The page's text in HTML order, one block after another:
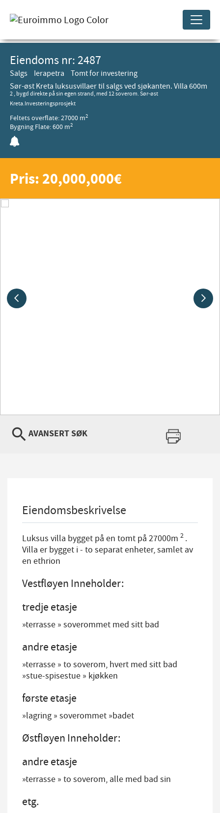
Eiendoms nr: 2487
Salgs Ierapetra
Tomt for investering
Sør-øst Kreta luksusvillaer til salgs ved sjøkanten. Villa 600m
2, bygd direkte på sin egen strand, med 12 soverom. Sør-øst
Kreta.Investeringsprosjekt
Feltets overflate: 27000 m2
Bygning Flate: 600 m2
Pris: 20,000,000€
AVANSERT SØK
Eiendomsbeskrivelse
Luksus villa bygget på en tomt på 27000m 2 .
Villa er bygget i - to separat enheter, samlet av
en ethrion
Vestfløyen Inneholder:
tredje etasje
»terrasse » soverommet med sitt bad
andre etasje
»terrasse » to soverom, hvert med sitt bad
»stue-spisestue » kjøkken
første etasje
»lagring » soverommet »badet
Østfløyen Inneholder:
andre etasje
»terrasse » to soverom, alle med bad sin
etg.